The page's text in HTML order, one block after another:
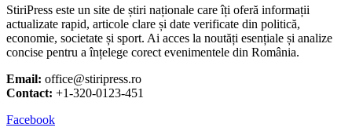
StiriPress este un site de știri naționale care îți oferă informații
actualizate rapid, articole clare și date verificate din politică,
economie, societate și sport. Ai acces la noutăți esențiale și analize
concise pentru a înțelege corect evenimentele din România.
Email: office@stiripress.ro
Contact: +1-320-0123-451
Facebook